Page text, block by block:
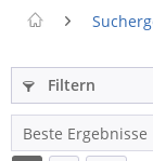
Filtern